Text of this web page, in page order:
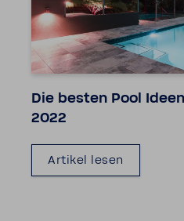
Die besten Pool
2022
Artikel lesen